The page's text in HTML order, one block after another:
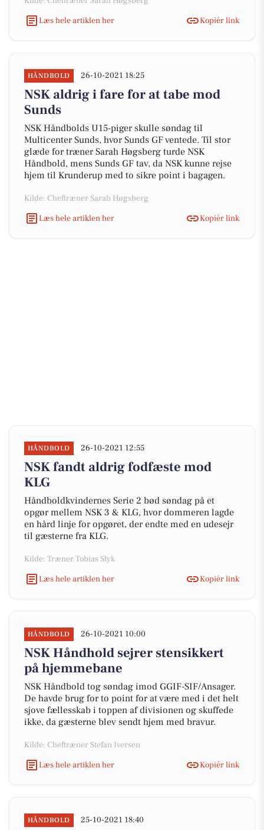
Læs hele artiklen her
Kopiér link
HÅNDBOLD 26-10-2021 18:25
NSK aldrig i fare for at tabe mod
Sunds
NSK Håndbolds U15-piger skulle søndag til
Multicenter Sunds, hvor Sunds GF ventede. Til stor
glæde for træner Sarah Høgsberg turde NSK
Håndbold, mens Sunds GF tav, da NSK kunne rejse
hjem til Krunderup med to sikre point i bagagen.
Kilde: Cheftræner Sarah Høgsberg
Læs hele artiklen her
Kopiér link
HÅNDBOLD 26-10-2021 12:55
NSK fandt aldrig fodfæste mod
KLG
Håndboldkvindernes Serie 2 bød søndag på et
opgør mellem NSK 3 & KLG, hvor dommeren lagde
en hård linje for opgøret, der endte med en udesejr
til gæsterne fra KLG.
Kilde: Træner Tobias Slyk
Læs hele artiklen her
Kopiér link
HÅNDBOLD 26-10-2021 10:00
NSK Håndhold sejrer stensikkert
på hjemmebane
NSK Håndbold tog søndag imod GGIF-SIF/Ansager.
De havde brug for to point for at være med i det helt
sjove fællesskab i toppen af divisionen og skuffede
ikke, da gæsterne blev sendt hjem med bravur.
Kilde: Cheftræner Stefan Iversen
Læs hele artiklen her
Kopiér link
HÅNDBOLD 25-10-2021 18:40